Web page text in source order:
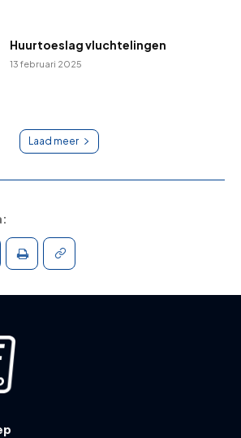
Huurtoeslag vluchtelingen
13 februari 2025
Laad meer